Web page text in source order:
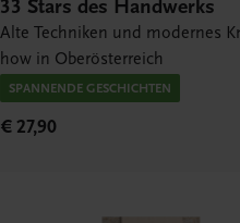
33 Stars des Handwerks
Alte Techniken und modernes
how in Oberösterreich
SPANNENDE GESCHICHTEN
€ 27,90